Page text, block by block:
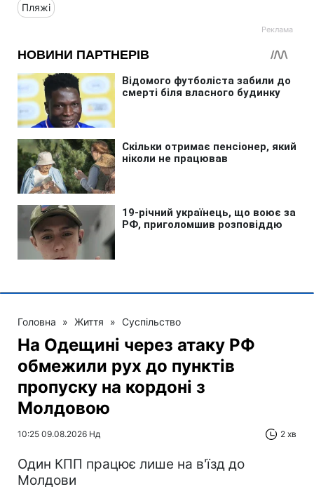
Пляжі
Головна » Життя » Суспільство
На Одещині через атаку РФ
обмежили рух до пунктів
пропуску на кордоні з
Молдовою
10:25 09.08.2026 Нд 2 хв
Один КПП працює лише на в'їзд до
Молдови